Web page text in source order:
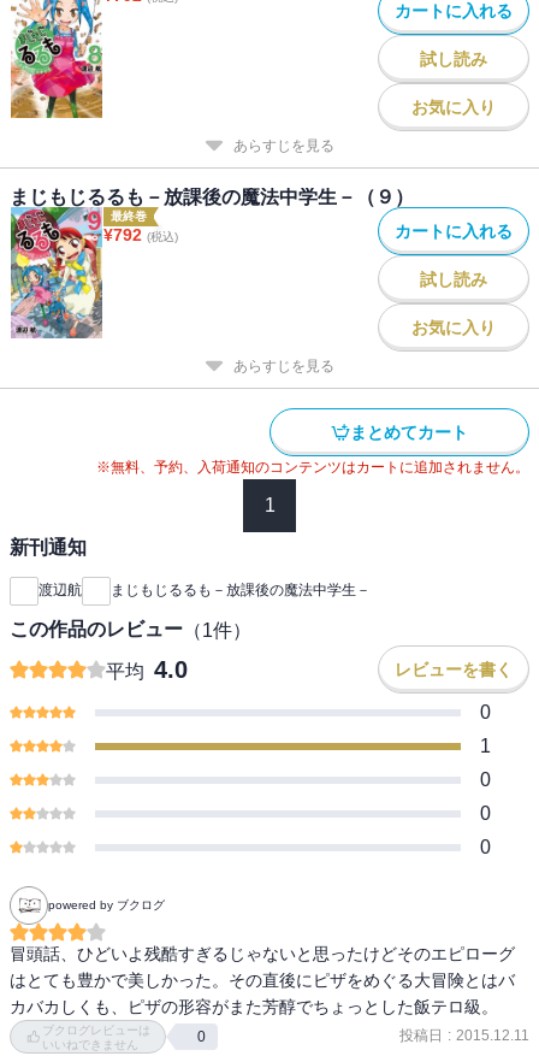
カートに入れる
試し読み
お気に入り
あらすじを見る
まじもじるるも－放課後の魔法中学生－（９）
最終巻
¥792 (税込) カートに入れる
試し読み
お気に入り
あらすじを見る
まとめてカート
※無料、予約、入荷通知のコンテンツはカートに追加されません。
1
新刊通知
渡辺航 まじもじるるも－放課後の魔法中学生－
この作品のレビュー （1件）
平均 4.0 レビューを書く
0
1
0
0
0
powered by ブクログ
冒頭話、ひどいよ残酷すぎるじゃないと思ったけどそのエピローグ
はとても豊かで美しかった。その直後にピザをめぐる大冒険とはバ
カバカしくも、ピザの形容がまた芳醇でちょっとした飯テロ級。
ブクログレビューは
いいねできません
0 投稿日 : 2015.12.11